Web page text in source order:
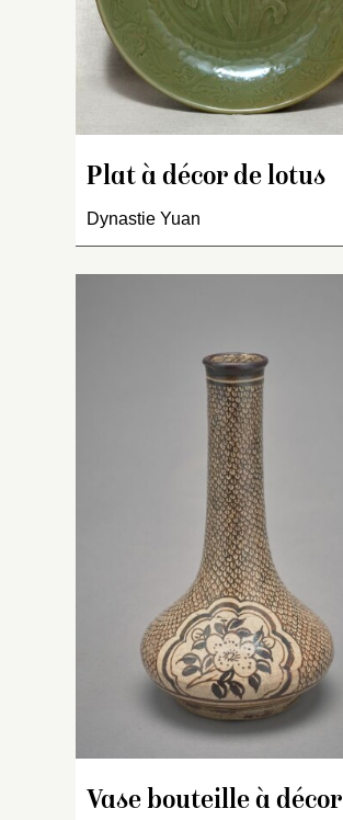
Plat à décor de lotus
Dynastie Yuan
Vase bouteille à décor